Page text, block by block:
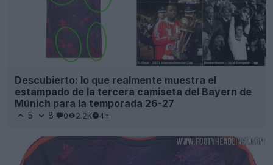
Descubierto: lo que realmente muestra el
estampado de la tercera camiseta del Bayern de
Múnich para la temporada 26-27
5 8 0 2.2K 4h